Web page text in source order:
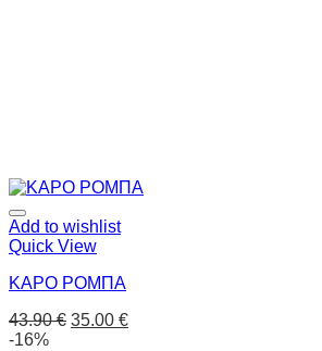
Add to wishlist
Quick View
ΚΑΡΟ ΡΟΜΠΑ
43.90€ 35.00 €
-16%